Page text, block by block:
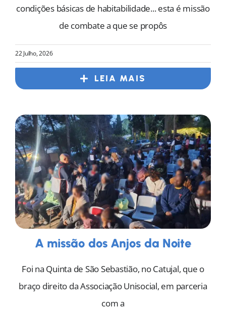
condições básicas de habitabilidade... esta é missão
de combate a que se propôs
22 Julho, 2026
LEIA MAIS
A missão dos Anjos da Noite
Foi na Quinta de São Sebastião, no Catujal, que o
braço direito da Associação Unisocial, em parceria
com a